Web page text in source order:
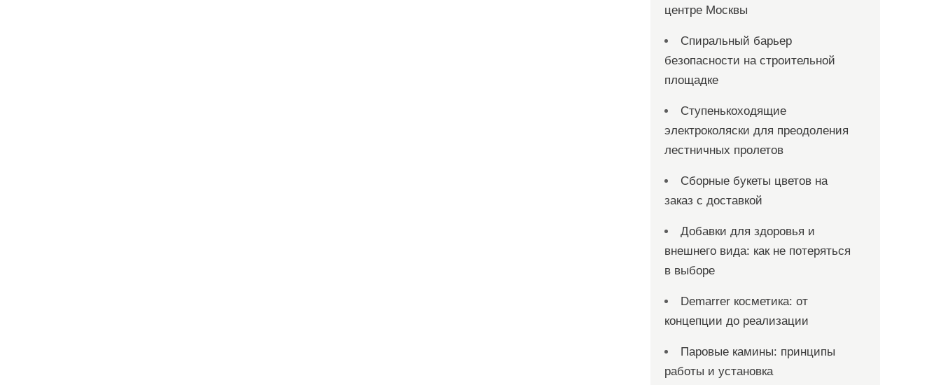
центре Москвы
Спиральный барьер
безопасности на строительной
площадке
Ступенькоходящие
электроколяски для преодоления
лестничных пролетов
Сборные букеты цветов на
заказ с доставкой
Добавки для здоровья и
внешнего вида: как не потеряться
в выборе
Demarrer косметика: от
концепции до реализации
Паровые камины: принципы
работы и установка